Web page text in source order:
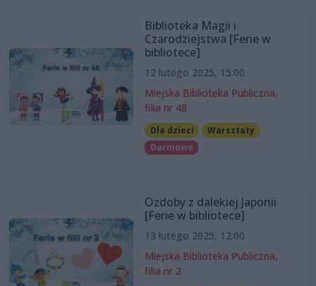
Biblioteka Magii i
Czarodziejstwa [Ferie w
bibliotece]
12 lutego 2025, 15:00
Miejska Biblioteka Publiczna,
filia nr 48
Dla dzieci
Warsztaty
Darmowe
Ozdoby z dalekiej Japonii
[Ferie w bibliotece]
13 lutego 2025, 12:00
Miejska Biblioteka Publiczna,
filia nr 2